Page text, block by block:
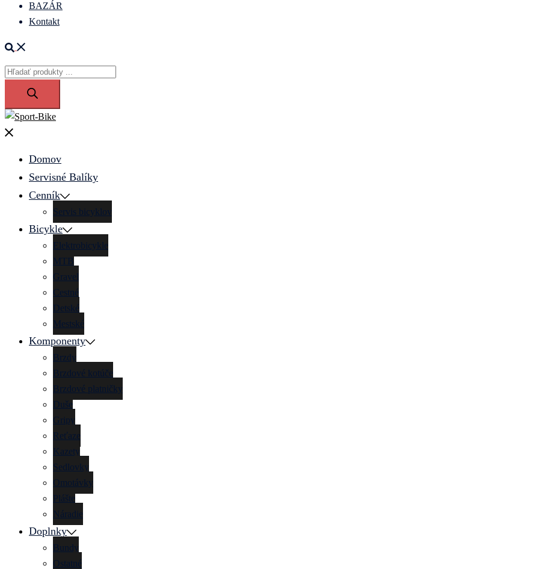
BAZÁR
Kontakt
Search
Products
Close
Domov
Servisné Balíky
Cenník
Servis bicyklov
Bicykle
Elektrobicykle
MTB
Gravel
Cestné
Detské
Mestské
Komponenty
Brzdy
Brzdové kotúče
Brzdové platničky
Duše
Gripy
Reťaze
Kazety
Sedlovky
Omotávky
Plášte
Náradie
Doplnky
Bundy
Ostatné